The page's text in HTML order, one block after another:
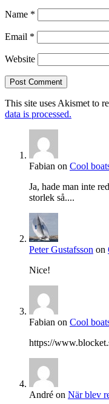
Name *
Email *
Website
This site uses Akismet to
data is processed.
Fabian on Cool
Ja, hade man inte
storlek så....
Peter Gustafsson on
Nice!
Fabian on Cool
https://
André on När blev